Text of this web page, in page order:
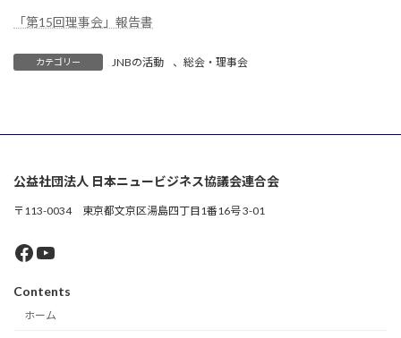
「第15回理事会」報告書
カテゴリー JNBの活動 、 総会・理事会
公益社団法人 日本ニュービジネス協議会連合会
〒113-0034 東京都文京区湯島四丁目1番16号 3-01
Facebook
YouTube
Contents
ホーム